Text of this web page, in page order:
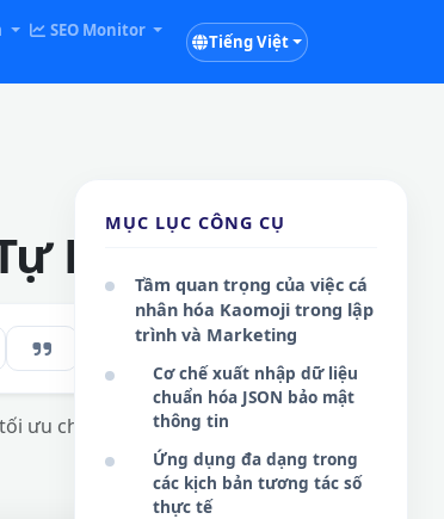
SEO Monitor
Tiếng Việt
Biểu Cảm
272
ưu cho lập trình viên và sáng
MỤC LỤC CÔNG CỤ
Tầm quan trọng của việc cá
nhân hóa Kaomoji trong lập
trình và Marketing
Cơ chế xuất nhập dữ liệu
chuẩn hóa JSON bảo mật
thông tin
Ứng dụng đa dạng trong
các kịch bản tương tác số
thực tế